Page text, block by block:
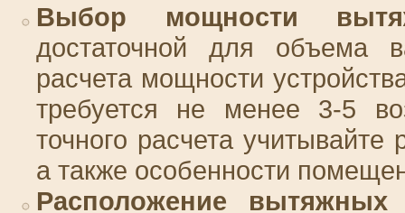
Выбор мощности
достаточной для объема
расчета мощности
требуется не менее 3-5
точного расчета
а также особенности
Расположение вытяжных